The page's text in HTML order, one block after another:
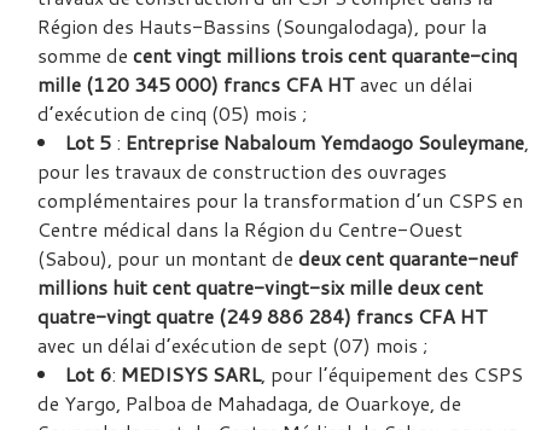
Région des Hauts-Bassins (Soungalodaga), pour la
somme de cent vingt millions trois cent quarante-cinq
mille (120 345 000) francs CFA HTavec un délai
d’exécution de cinq (05) mois ;
Lot 5 : Entreprise Nabaloum Yemdaogo Souleymane,
pour les travaux de construction des ouvrages
complémentaires pour la transformation d’un CSPS en
Centre médical dans la Région du Centre-Ouest
(Sabou), pour un montant de deux cent quarante-neuf
millions huit cent quatre-vingt-six mille deux cent
quatre-vingt quatre (249 886 284) francs CFA HT
avec un délai d’exécution de sept (07) mois ;
Lot 6: MEDISYS SARL, pour l’équipement des CSPS
de Yargo, Palboa de Mahadaga, de Ouarkoye, de